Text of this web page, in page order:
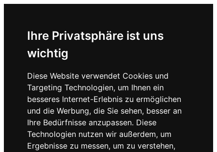
Ihre Privatsphäre ist uns
wichtig
Diese Website verwendet Cookies und
Targeting Technologien, um Ihnen ein
besseres Internet-Erlebnis zu ermöglichen
und die Werbung, die Sie sehen, besser an
Ihre Bedürfnisse anzupassen. Diese
Technologien nutzen wir außerdem, um
Ergebnisse zu messen, um zu verstehen,